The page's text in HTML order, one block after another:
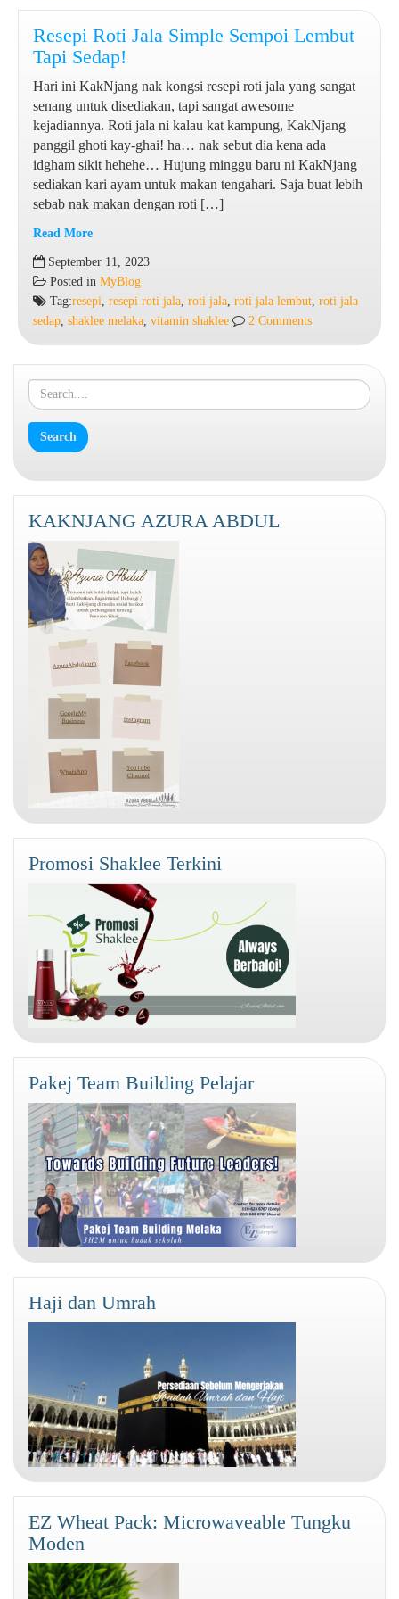
Resepi Roti Jala Simple Sempoi Lembut
Tapi Sedap!
Hari ini KakNjang nak kongsi resepi roti jala yang sangat
senang untuk disediakan, tapi sangat awesome
kejadiannya. Roti jala ni kalau kat kampung, KakNjang
panggil ghoti kay-ghai! ha… nak sebut dia kena ada
idgham sikit hehehe… Hujung minggu baru ni KakNjang
sediakan kari ayam untuk makan tengahari. Saja buat lebih
sebab nak makan dengan roti […]
Read More
Resepi
Roti
Simple
Sempoi
Lembut
Tapi
Sedap!
September 11, 2023
Posted in MyBlog
Tag:resepi, resepi roti jala, roti jala, roti jala lembut, roti jala
sedap, shaklee melaka, vitamin shaklee 2 Comments
KAKNJANG AZURA ABDUL
Promosi Shaklee Terkini
Pakej Team Building Pelajar
Haji dan Umrah
EZ Wheat Pack: Microwaveable Tungku
Moden